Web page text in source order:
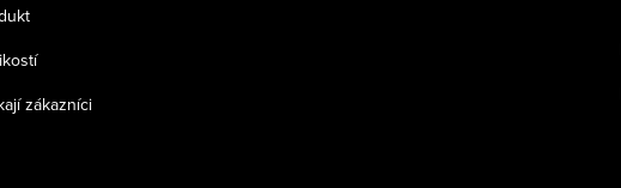
zákazníci